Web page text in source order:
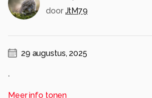
door JtM79
29 augustus, 2025
.
Alle rechten voorbehouden
Meer info tonen